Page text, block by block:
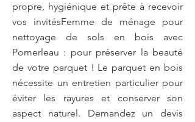
propre, hygiénique et prête à recevoir
vos invitésFemme de ménage pour
nettoyage de sols en bois avec
Pomerleau : pour préserver la beauté
de votre parquet ! Le parquet en bois
nécessite un entretien particulier pour
éviter les rayures et conserver son
aspect naturel. Demandez un devis